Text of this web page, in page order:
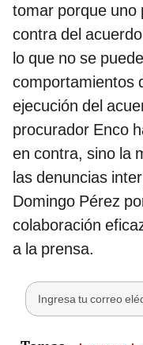
tomar porque uno
contra del
lo que no se
comportamientos
ejecución del
procurador Enco
en contra, sino la
las denuncias
Domingo Pérez
colaboración
a la prensa.